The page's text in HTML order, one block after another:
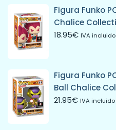
Figura Funko
Chalice
18.95€ IVA incluido
Figura Funko
Ball Chalice
21.95€ IVA incluido